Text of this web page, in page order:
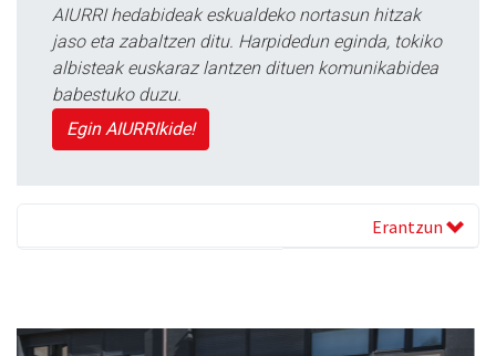
AIURRI hedabideak eskualdeko nortasun hitzak
jaso eta zabaltzen ditu. Harpidedun eginda, tokiko
albisteak euskaraz lantzen dituen komunikabidea
babestuko duzu.
Egin AIURRIkide!
Erantzun